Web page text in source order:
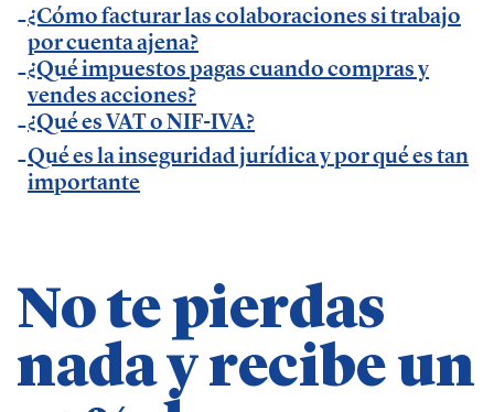
negocios | startups | contabilidad| fiscalidad |
empresas| asesorías| autonomos | emprendedores
| pequeños negocios | economía | ADE | pymes |
desarrollo de negocio
¿Cómo facturar las colaboraciones si trabajo
por cuenta ajena?
¿Qué impuestos pagas cuando compras y
vendes acciones?
¿Qué es VAT o NIF-IVA?
Qué es la inseguridad jurídica y por qué es tan
importante
No te pierdas
nada y recibe un